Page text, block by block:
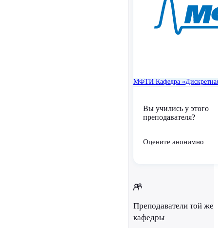
МФТИ Кафедра
Вы учились у этого
преподавателя?
Оцените анонимно
Преподаватели той же
кафедры